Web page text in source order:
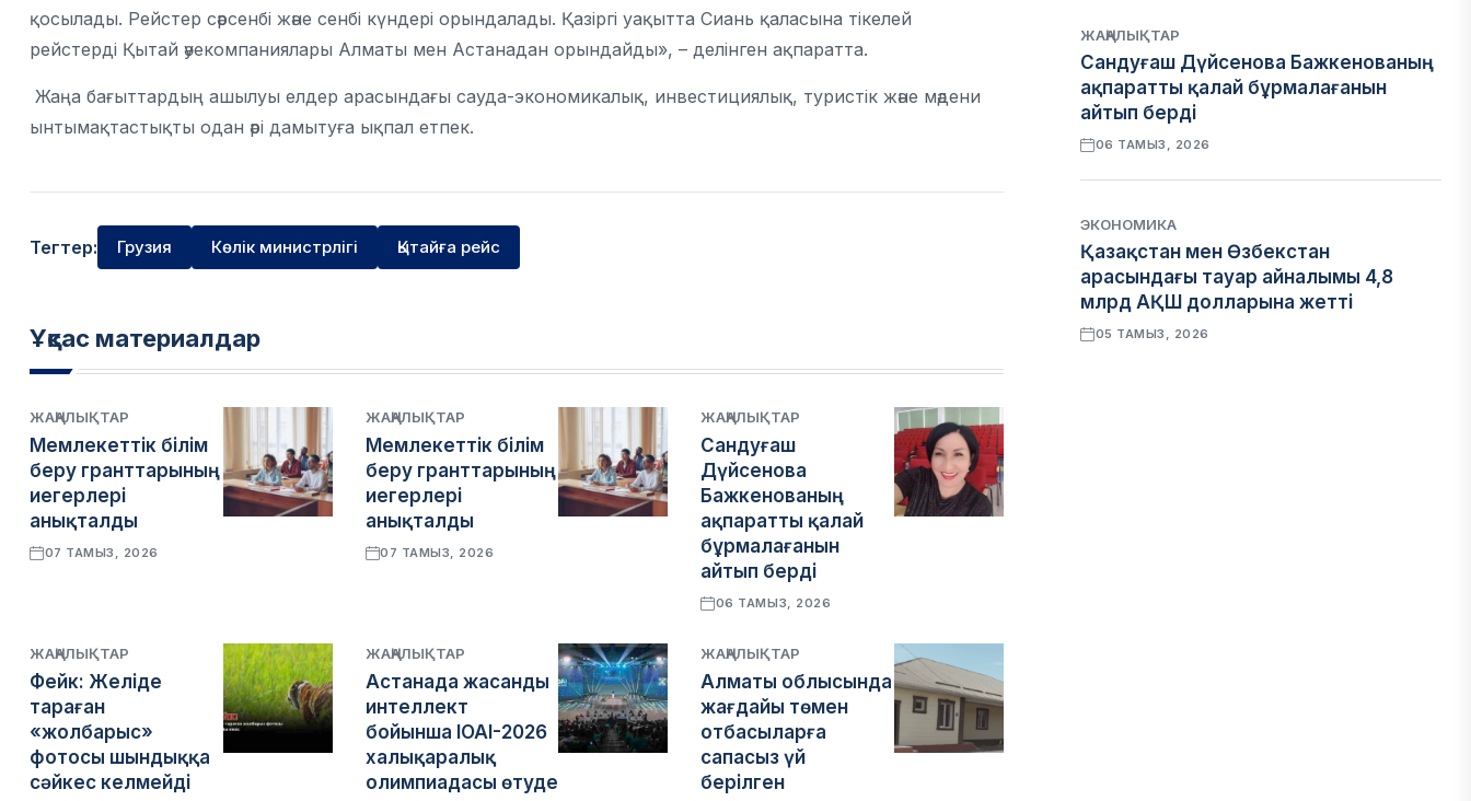
қосылады. Рейстер сәрсенбі және сенбі күндері орындалады. Қазіргі уақытта Сиань қаласына тікелей
рейстерді Қытай әуекомпаниялары Алматы мен Астанадан орындайды», – делінген ақпаратта.
Жаңа бағыттардың ашылуы елдер арасындағы сауда-экономикалық, инвестициялық, туристік және мәдени
ынтымақтастықты одан әрі дамытуға ықпал етпек.
Тегтер: Грузия Көлік министрлігі Қытайға рейс
Ұқсас материалдар
ЖАҢАЛЫҚТАР
Мемлекеттік білім
беру гранттарының
иегерлері
анықталды
07 ТАМЫЗ, 2026
ЖАҢАЛЫҚТАР
Мемлекеттік білім
беру гранттарының
иегерлері
анықталды
07 ТАМЫЗ, 2026
ЖАҢАЛЫҚТАР
Сандуғаш
Дүйсенова
Бажкенованың
ақпаратты қалай
бұрмалағанын
айтып берді
06 ТАМЫЗ, 2026
ЖАҢАЛЫҚТАР
Фейк: Желіде
тараған
«жолбарыс»
фотосы шындыққа
сәйкес келмейді
ЖАҢАЛЫҚТАР
Астанада жасанды
интеллект
бойынша IOAI-2026
халықаралық
олимпиадасы өтуде
ЖАҢАЛЫҚТАР
Алматы облысында
жағдайы төмен
отбасыларға
сапасыз үй
берілген
ЖАҢАЛЫҚТАР
Сандуғаш Дүйсенова Бажкенованың
ақпаратты қалай бұрмалағанын
айтып берді
06 ТАМЫЗ, 2026
ЭКОНОМИКА
Қазақстан мен Өзбекстан
арасындағы тауар айналымы 4,8
млрд АҚШ долларына жетті
05 ТАМЫЗ, 2026